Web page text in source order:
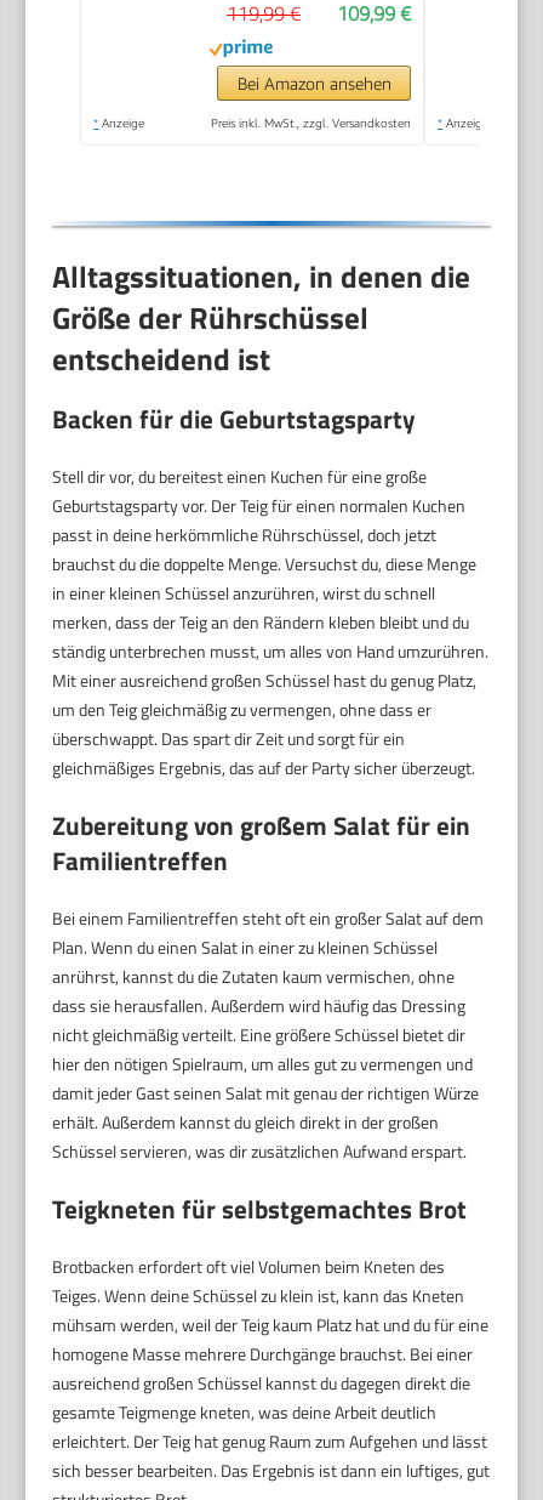
109,99 €
119,99 €
Bei Amazon ansehen
* Anzeige Preis inkl. MwSt., zzgl. Versandkosten * Anzeige
Alltagssituationen, in denen die
Größe der Rührschüssel
entscheidend ist
Backen für die Geburtstagsparty
Stell dir vor, du bereitest einen Kuchen für eine große
Geburtstagsparty vor. Der Teig für einen normalen Kuchen
passt in deine herkömmliche Rührschüssel, doch jetzt
brauchst du die doppelte Menge. Versuchst du, diese Menge
in einer kleinen Schüssel anzurühren, wirst du schnell
merken, dass der Teig an den Rändern kleben bleibt und du
ständig unterbrechen musst, um alles von Hand umzurühren.
Mit einer ausreichend großen Schüssel hast du genug Platz,
um den Teig gleichmäßig zu vermengen, ohne dass er
überschwappt. Das spart dir Zeit und sorgt für ein
gleichmäßiges Ergebnis, das auf der Party sicher überzeugt.
Zubereitung von großem Salat für ein
Familientreffen
Bei einem Familientreffen steht oft ein großer Salat auf dem
Plan. Wenn du einen Salat in einer zu kleinen Schüssel
anrührst, kannst du die Zutaten kaum vermischen, ohne
dass sie herausfallen. Außerdem wird häufig das Dressing
nicht gleichmäßig verteilt. Eine größere Schüssel bietet dir
hier den nötigen Spielraum, um alles gut zu vermengen und
damit jeder Gast seinen Salat mit genau der richtigen Würze
erhält. Außerdem kannst du gleich direkt in der großen
Schüssel servieren, was dir zusätzlichen Aufwand erspart.
Teigkneten für selbstgemachtes Brot
Brotbacken erfordert oft viel Volumen beim Kneten des
Teiges. Wenn deine Schüssel zu klein ist, kann das Kneten
mühsam werden, weil der Teig kaum Platz hat und du für eine
homogene Masse mehrere Durchgänge brauchst. Bei einer
ausreichend großen Schüssel kannst du dagegen direkt die
gesamte Teigmenge kneten, was deine Arbeit deutlich
erleichtert. Der Teig hat genug Raum zum Aufgehen und lässt
sich besser bearbeiten. Das Ergebnis ist dann ein luftiges, gut